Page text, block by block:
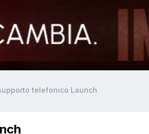
telefonico Launch